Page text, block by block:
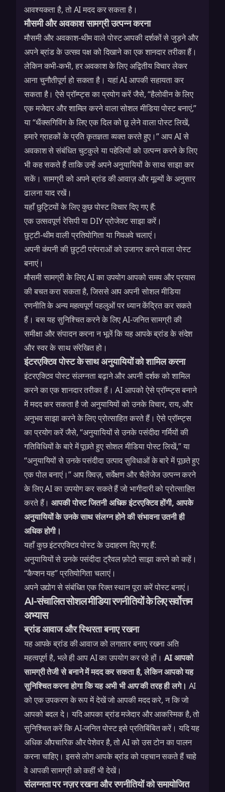
आवश्यकता है, तो AI मदद कर सकता है।
मौसमी और अवकाश सामग्री उत्पन्न करना
मौसमी और अवकाश-थीम वाले पोस्ट आपकी दर्शकों से जुड़ने और
अपने ब्रांड के उत्सव पक्ष को दिखाने का एक शानदार तरीका हैं।
लेकिन कभी-कभी, हर अवकाश के लिए अद्वितीय विचार लेकर
आना चुनौतीपूर्ण हो सकता है। यहां AI आपकी सहायता कर
सकता है। ऐसे प्रॉम्प्ट्स का प्रयोग करें जैसे, “हैलोवीन के लिए
एक मजेदार और शामिल करने वाला सोशल मीडिया पोस्ट बनाएं,”
या “थैंक्सगिविंग के लिए एक दिल को छू लेने वाला पोस्ट लिखें,
हमारे ग्राहकों के प्रति कृतज्ञता व्यक्त करते हुए।” आप AI से
अवकाश से संबंधित चुटकुले या पहेलियों को उत्पन्न करने के लिए
भी कह सकते हैं ताकि उन्हें अपने अनुयायियों के साथ साझा कर
सकें। सामग्री को अपने ब्रांड की आवाज़ और मूल्यों के अनुसार
ढालना याद रखें।
यहाँ छुट्टियों के लिए कुछ पोस्ट विचार दिए गए हैं:
एक उत्सवपूर्ण रेसिपी या DIY प्रोजेक्ट साझा करें।
छुट्टी-थीम वाली प्रतियोगिता या गिवअवे चलाएं।
अपनी कंपनी की छुट्टी परंपराओं को उजागर करने वाला पोस्ट
बनाएं।
मौसमी सामग्री के लिए AI का उपयोग आपको समय और प्रयास
की बचत करा सकता है, जिससे आप अपनी सोशल मीडिया
रणनीति के अन्य महत्वपूर्ण पहलुओं पर ध्यान केंद्रित कर सकते
हैं। बस यह सुनिश्चित करने के लिए AI-जनित सामग्री की
समीक्षा और संपादन करना न भूलें कि यह आपके ब्रांड के संदेश
और स्वर के साथ संरेखित हो।
इंटरएक्टिव पोस्ट के साथ अनुयायियों को शामिल करना
इंटरएक्टिव पोस्ट संलग्नता बढ़ाने और अपनी दर्शक को शामिल
करने का एक शानदार तरीका हैं। AI आपको ऐसे प्रॉम्प्ट्स बनाने
में मदद कर सकता है जो अनुयायियों को उनके विचार, राय, और
अनुभव साझा करने के लिए प्रोत्साहित करते हैं। ऐसे प्रॉम्प्ट्स
का प्रयोग करें जैसे, “अनुयायियों से उनके पसंदीदा गर्मियों की
गतिविधियों के बारे में पूछते हुए सोशल मीडिया पोस्ट लिखें,” या
“अनुयायियों से उनके पसंदीदा उत्पाद सुविधाओं के बारे में पूछते हुए
एक पोल बनाएं।” आप क्विज़, सर्वेक्षण और चैलेंजेज उत्पन्न करने
के लिए AI का उपयोग कर सकते हैं जो भागीदारी को प्रोत्साहित
करते हैं।आपकी पोस्ट जितनी अधिक इंटरएक्टिव होंगी, आपके
अनुयायियों के उनके साथ संलग्न होने की संभावना उतनी ही
अधिक होगी।
यहाँ कुछ इंटरएक्टिव पोस्ट के उदाहरण दिए गए हैं:
अनुयायियों से उनके पसंदीदा ट्रैवल फ़ोटो साझा करने को कहें।
“कैप्शन यह” प्रतियोगिता चलाएं।
अपने उद्योग से संबंधित एक रिक्त स्थान पूरा करें पोस्ट बनाएं।
AI-संचालित सोशल मीडिया रणनीतियों के लिए सर्वोत्तम
अभ्यास
ब्रांड आवाज और स्थिरता बनाए रखना
यह आपके ब्रांड की आवाज को लगातार बनाए रखना अति
महत्वपूर्ण है, भले ही आप AI का उपयोग कर रहे हों। AI आपको
सामग्री तेजी से बनाने में मदद कर सकता है, लेकिन आपको यह
सुनिश्चित करना होगा कि यह अभी भीआपकी तरह ही लगे। AI
को एक उपकरण के रूप में देखें जो आपकी मदद करे, न कि जो
आपको बदल दे। यदि आपका ब्रांड मजेदार और आकस्मिक है, तो
सुनिश्चित करें कि AI-जनित पोस्ट इसे प्रतिबिंबित करें। यदि यह
अधिक औपचारिक और पेशेवर है, तो AI को उस टोन का पालन
करना चाहिए। इससे लोग आपके ब्रांड को पहचान सकते हैं चाहे
वे आपकी सामग्री को कहीं भी देखें।
संलग्नता पर नज़र रखना और रणनीतियों को समायोजित